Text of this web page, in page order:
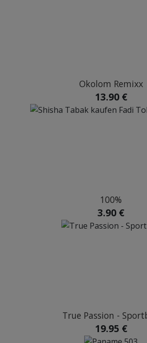
Okolom Remixx
13.90 €
100%
3.90 €
True Passion -
19.95 €